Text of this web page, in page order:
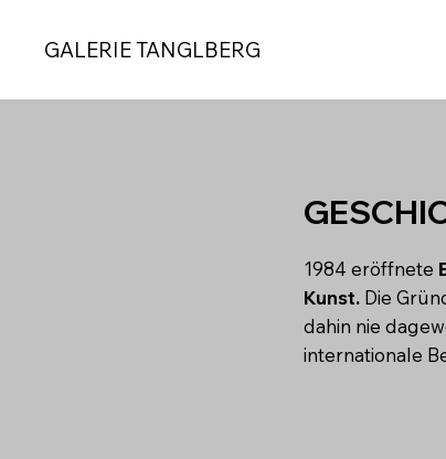
GALERIE TANGLBERG
1984 eröffnete
Kunst. Die
dahin nie
internationale